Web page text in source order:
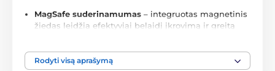
MagSafe suderinamumas – integruotas magnetinis
žiedas leidžia efektyviai belaidį įkrovimą ir greitą
Specialus apsauginis mygtukas– jautrus lietimui,
užtikrina visišką jautrumą valdant fotoaparatą.
Rodyti visą aprašymą